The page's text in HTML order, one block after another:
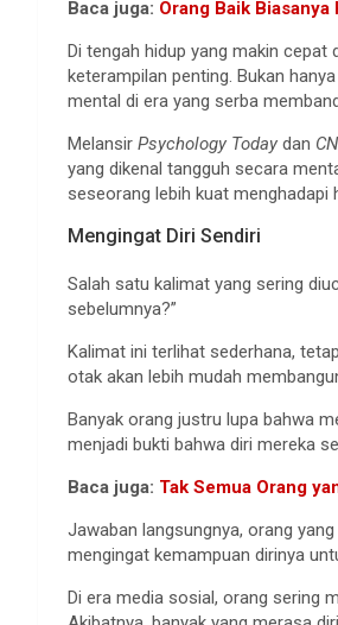
Baca juga: Orang Baik Biasanya
Di tengah hidup yang makin
keterampilan penting. Bukan
mental di era yang serba
Melansir Psychology Today dan
yang dikenal tangguh secara
seseorang lebih kuat menghadapi
Mengingat Diri Sendiri
Salah satu kalimat yang sering
sebelumnya?”
Kalimat ini terlihat sederhana,
otak akan lebih mudah
Banyak orang justru lupa bahwa
menjadi bukti bahwa diri mereka
Baca juga: Tak Semua Orang
Jawaban langsungnya, orang
mengingat kemampuan dirinya
Di era media sosial, orang sering